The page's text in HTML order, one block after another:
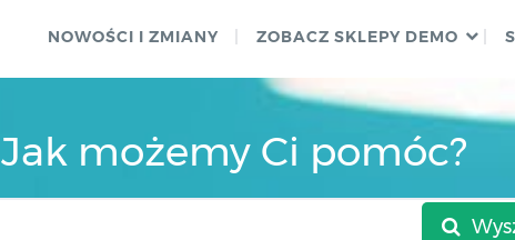
NOWOŚCI I ZMIANY ZOBACZ SKLEPY DEMO
Jak możemy Ci pomóc?